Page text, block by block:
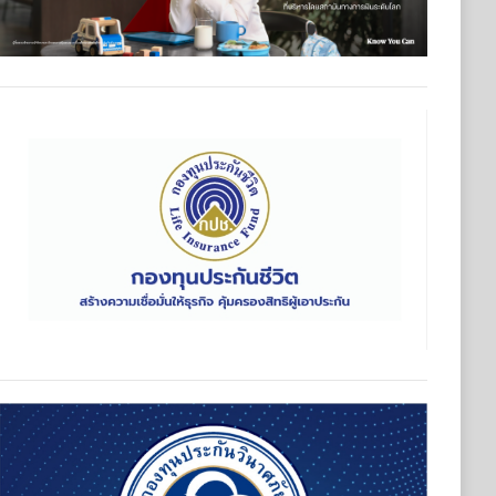
มเดินหน้าปรับทัพผู้บริหารคนรุ่นใหม่ และประกาศวิสัยทัศน์ครั้งส